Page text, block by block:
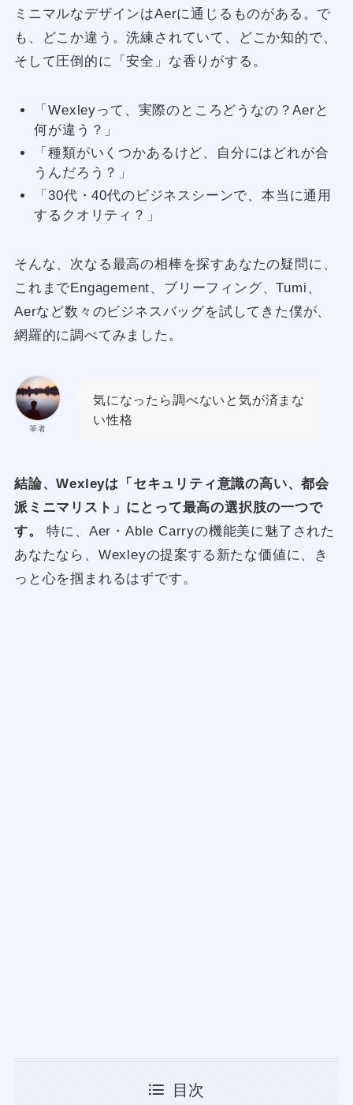
ミニマルなデザインはAerに通じるものがある。で
も、どこか違う。洗練されていて、どこか知的で、
そして圧倒的に「安全」な香りがする。
「Wexleyって、実際のところどうなの？Aerと
何が違う？」
「種類がいくつかあるけど、自分にはどれが合
うんだろう？」
「30代・40代のビジネスシーンで、本当に通用
するクオリティ？」
そんな、次なる最高の相棒を探すあなたの疑問に、
これまでEngagement、ブリーフィング、Tumi、
Aerなど数々のビジネスバッグを試してきた僕が、
網羅的に調べてみました。
筆者
気になったら調べないと気が済まな
い性格
結論、Wexleyは「セキュリティ意識の高い、都会
派ミニマリスト」にとって最高の選択肢の一つで
す。
特に、Aer・Able Carryの機能美に魅了された
あなたなら、Wexleyの提案する新たな価値に、き
っと心を掴まれるはずです。
目次